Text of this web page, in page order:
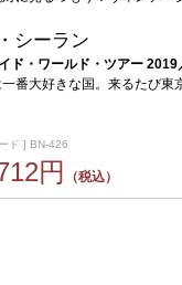
シーラン
ド・ワールド・ツアー 2019
一番大好きな国。来るたび
ド ] BN-426
円 （税込）